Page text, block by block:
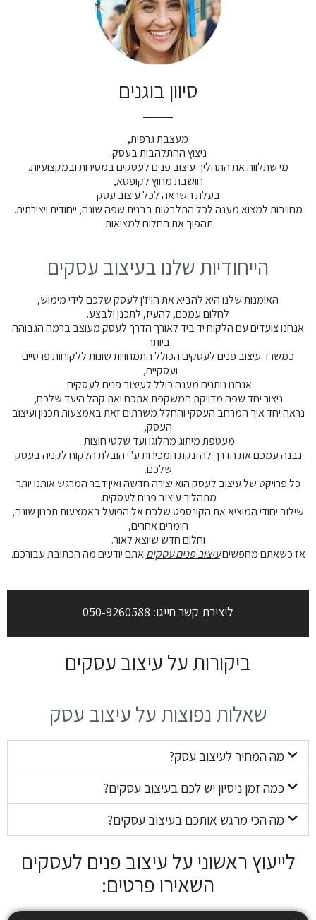
סיוון בוגנים
מעצבת גרפית,
ניצוץ ההתלהבות בעסק.
מי שתלווה את התהליך עיצוב פנים לעסקים במסירות ובמקצועיות.
חושבת מחוץ לקופסא,
בעלת השראה לכל עיצוב עסק
מחויבות למצוא מענה לכל התלבטות בבנית שפה שונה, ייחודית ויצירתית.
תהפוך את החלום למציאות.
הייחודיות שלנו בעיצוב עסקים
האומנות שלנו היא להביא את הויז'ן לעסק שלכם לידי מימוש,
לחלום עמכם, להעיז, לתכנן ולבצע.
אנחנו צועדים עם הלקוח יד ביד לאורך הדרך לעסק מעוצב ברמה הגבוהה
ביותר.
כמשרד עיצוב פנים לעסקים הכולל התמחויות שונות ללקוחות פרטיים
ועסקיים,
אנחנו נותנים מענה כולל לעיצוב פנים לעסקים.
ניצור יחד שפה מדויקת המשקפת אתכם ואת קהל היעד שלכם,
נראה יחד איך המרחב העסקי והחלל משרתים זאת באמצעות תכנון ועיצוב
העסק,
מעטפת מיתוג מהלוגו ועד שלטי חוצות.
נבנה עמכם את הדרך להזנקת המכירות ע"י הובלת הלקוח לקניה בעסק
שלכם.
כל פרויקט של עיצוב לעסק הוא יצירה חדשה ואין דבר המרגש אותנו יותר
מתהליך עיצוב פנים לעסקים.
שילוב יחודי המוציא את הקונספט שלכם אל הפועל באמצעות תכנון שונה,
חומרים אחרים,
וחלום חדש שיוצא לאור.
אז כשאתם מחפשיםעיצוב פנים עסקיםאתם יודעים מה הכתובת עבורכם.
ליצירת קשר חייגו: 050-9260588
ביקורות על עיצוב עסקים
שאלות נפוצות על עיצוב עסק
מה המחיר לעיצוב עסק?
כמה זמן ניסיון יש לכם בעיצוב עסקים?
מה הכי מרגש אותכם בעיצוב עסקים?
לייעוץ ראשוני על עיצוב פנים לעסקים
השאירו פרטים: